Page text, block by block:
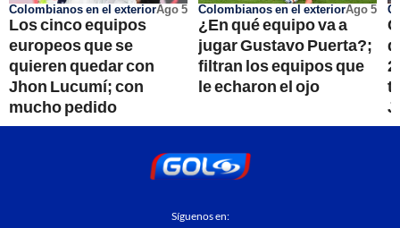
Colombianos en el exteriorAgo 5
Los cinco equipos
europeos que se
quieren quedar con
Jhon Lucumí; con
mucho pedido
Colombianos en el exteriorAgo 5
¿En qué equipo va a
jugar Gustavo Puerta?;
filtran los equipos que
le echaron el ojo
Síguenos en: